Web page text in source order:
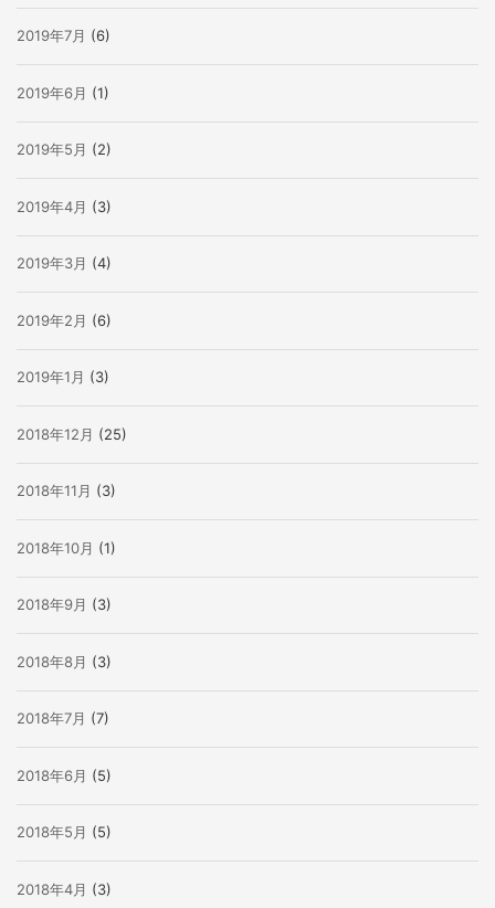
2019年7月 (6)
2019年6月 (1)
2019年5月 (2)
2019年4月 (3)
2019年3月 (4)
2019年2月 (6)
2019年1月 (3)
2018年12月 (25)
2018年11月 (3)
2018年10月 (1)
2018年9月 (3)
2018年8月 (3)
2018年7月 (7)
2018年6月 (5)
2018年5月 (5)
2018年4月 (3)